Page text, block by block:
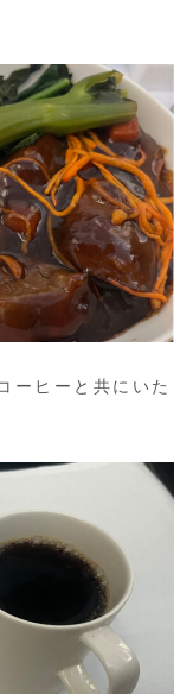
ーヒーと共にいた